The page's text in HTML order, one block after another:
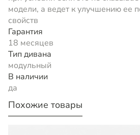
модели, а ведет к улучшению ее
свойств
Гарантия
18 месяцев
Тип дивана
модульный
В наличии
да
Похожие товары